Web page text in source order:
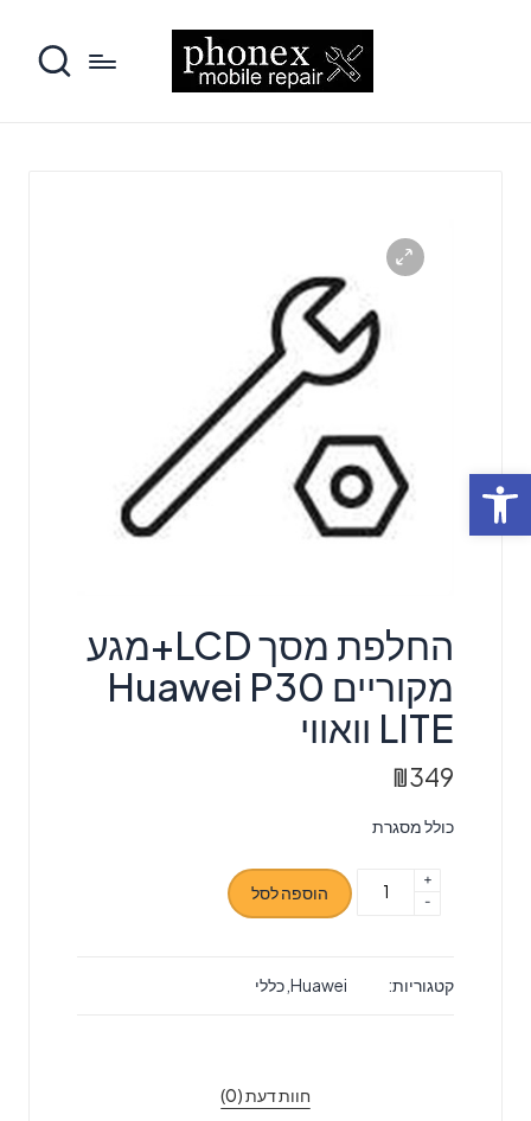
פתח סרגל נגישות
​החלפת מסך LCD+מגע
מקוריים Huawei P30
LITE וואווי
₪349
כולל מסגרת
כמות
מסך
-
+
הוספה לסל
קטגוריות: Huawei כללי
חוות דעת (0)